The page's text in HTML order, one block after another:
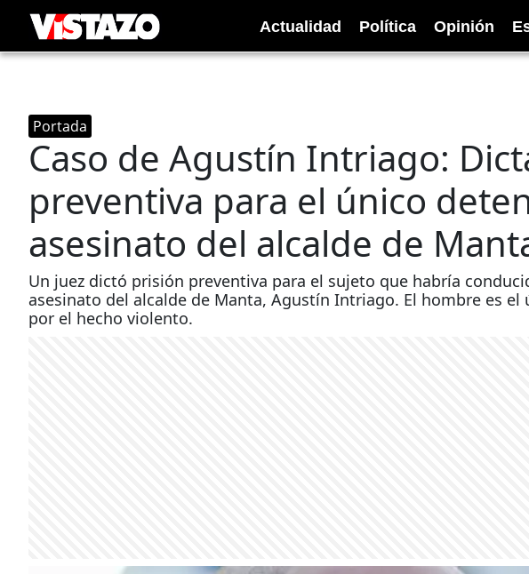
Actualidad Política Opinión
Portada
Caso de Agustín Intriago:
preventiva para el único
asesinato del alcalde de
Un juez dictó prisión preventiva para el sujeto que habría
asesinato del alcalde de Manta, Agustín Intriago. El hombre es el
por el hecho violento.